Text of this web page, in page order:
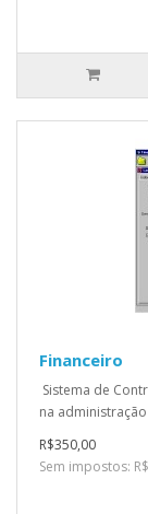
Financeiro
Sistema de
na
R$350,00
Sem impostos: